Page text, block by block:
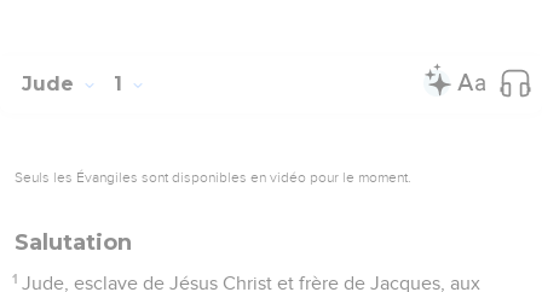
Jude 1
Seuls les Évangiles sont disponibles en vidéo pour le moment.
Salutation
1 Jude, esclave de Jésus Christ et frère de Jacques, aux